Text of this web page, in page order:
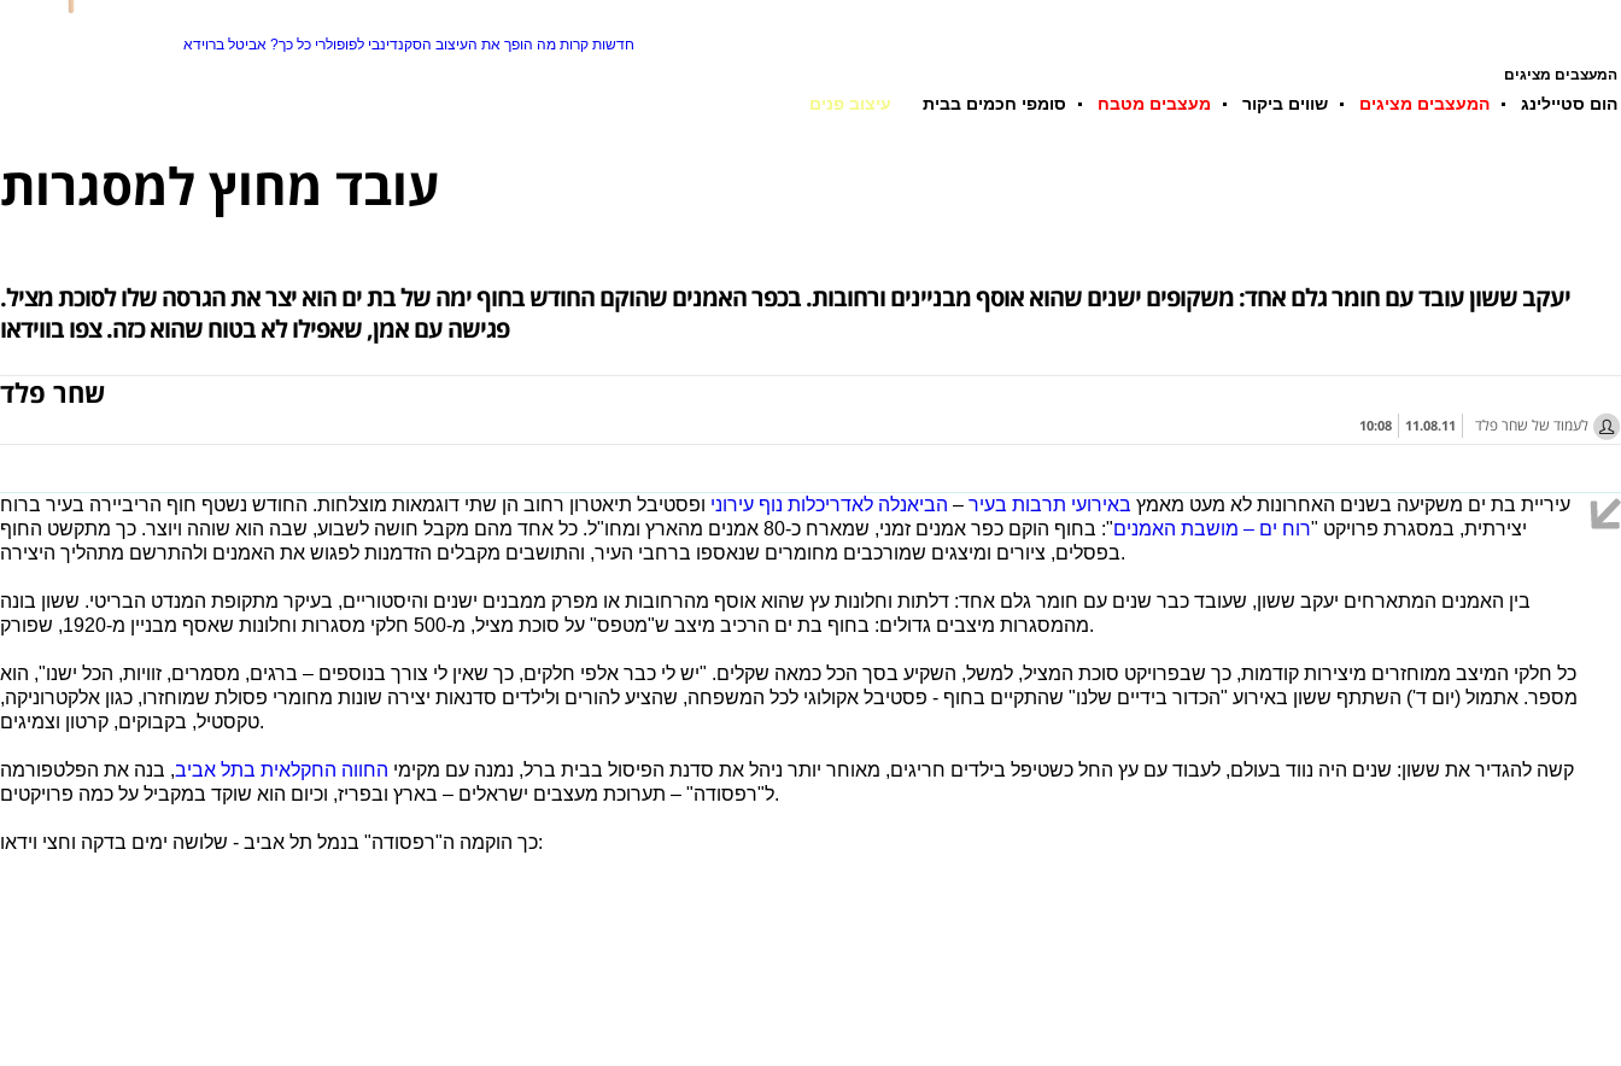
חדשות קרות מה הופך את העיצוב הסקנדינבי לפופולרי כל כך? אביטל ברוידא
המעצבים מציגים
הום סטיילינג המעצבים מציגים שווים ביקור מעצבים מטבח סומפי חכמים בבית עיצוב פנים
עובד מחוץ למסגרות
יעקב ששון עובד עם חומר גלם אחד: משקופים ישנים שהוא אוסף מבניינים ורחובות. בכפר האמנים שהוקם החודש בחוף ימה של בת ים הוא יצר את הגרסה שלו לסוכת מציל.
פגישה עם אמן, שאפילו לא בטוח שהוא כזה. צפו בווידאו
שחר פלד
לעמוד של שחר פלד 11.08.11
10:08
עיריית בת ים משקיעה בשנים האחרונות לא מעט מאמץ באירועי תרבות בעיר – הביאנלה לאדריכלות נוף עירוני ופסטיבל תיאטרון רחוב הן שתי דוגמאות מוצלחות. החודש נשטף חוף הריביירה בעיר ברוח
יצירתית, במסגרת פרויקט "רוח ים – מושבת האמנים
": בחוף הוקם כפר אמנים זמני, שמארח כ-80 אמנים מהארץ ומחו"ל. כל אחד מהם מקבל חושה לשבוע, שבה הוא שוהה ויוצר. כך מתקשט החוף
בפסלים, ציורים ומיצגים שמורכבים מחומרים שנאספו ברחבי העיר, והתושבים מקבלים הזדמנות לפגוש את האמנים ולהתרשם מתהליך היצירה.
בין האמנים המתארחים יעקב ששון, שעובד כבר שנים עם חומר גלם אחד: דלתות וחלונות עץ שהוא אוסף מהרחובות או מפרק ממבנים ישנים והיסטוריים, בעיקר מתקופת המנדט הבריטי. ששון בונה
מהמסגרות מיצבים גדולים: בחוף בת ים הרכיב מיצב ש"מטפס" על סוכת מציל, מ-500 חלקי מסגרות וחלונות שאסף מבניין מ-1920, שפורק.
כל חלקי המיצב ממוחזרים מיצירות קודמות, כך שבפרויקט סוכת המציל, למשל, השקיע בסך הכל כמאה שקלים. "יש לי כבר אלפי חלקים, כך שאין לי צורך בנוספים – ברגים, מסמרים, זוויות, הכל ישנו", הוא
מספר. אתמול (יום ד') השתתף ששון באירוע "הכדור בידיים שלנו" שהתקיים בחוף - פסטיבל אקולוגי לכל המשפחה, שהציע להורים ולילדים סדנאות יצירה שונות מחומרי פסולת שמוחזרו, כגון אלקטרוניקה,
טקסטיל, בקבוקים, קרטון וצמיגים.
קשה להגדיר את ששון: שנים היה נווד בעולם, לעבוד עם עץ החל כשטיפל בילדים חריגים, מאוחר יותר ניהל את סדנת הפיסול בבית ברל, נמנה עם מקימי החווה החקלאית בתל אביב, בנה את הפלטפורמה
ל"רפסודה" – תערוכת מעצבים ישראלים – בארץ ובפריז, וכיום הוא שוקד במקביל על כמה פרויקטים.
כך הוקמה ה"רפסודה" בנמל תל אביב - שלושה ימים בדקה וחצי וידאו: